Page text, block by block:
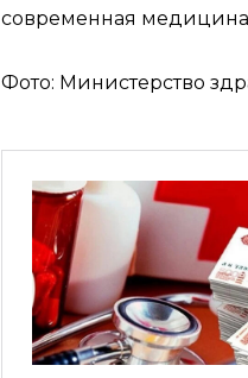
современная
Фото: Министерство